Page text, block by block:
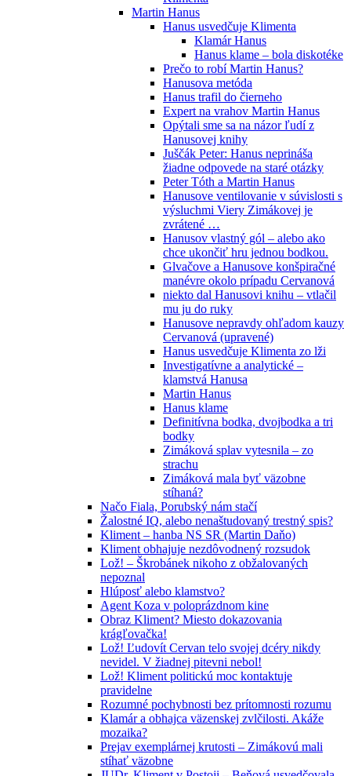
Martin Hanus
Hanus usvedčuje Klimenta
Klamár Hanus
Hanus klame – bola diskotéke
Prečo to robí Martin Hanus?
Hanusova metóda
Hanus trafil do čierneho
Expert na vrahov Martin Hanus
Opýtali sme sa na názor ľudí z
Hanusovej knihy
Juščák Peter: Hanus neprináša
žiadne odpovede na staré otázky
Peter Tóth a Martin Hanus
Hanusove ventilovanie v súvislosti s
výsluchmi Viery Zimákovej je
zvrátené …
Hanusov vlastný gól – alebo ako
chce ukončiť hru jednou bodkou.
Glvačove a Hanusove konšpiračné
manévre okolo prípadu Cervanová
niekto dal Hanusovi knihu – vtlačil
mu ju do ruky
Hanusove nepravdy ohľadom kauzy
Cervanová (upravené)
Hanus usvedčuje Klimenta zo lži
Investigatívne a analytické –
klamstvá Hanusa
Martin Hanus
Hanus klame
Definitívna bodka, dvojbodka a tri
bodky
Zimáková splav vytesnila – zo
strachu
Zimáková mala byť väzobne
stíhaná?
Načo Fiala, Porubský nám stačí
Žalostné IQ, alebo nenaštudovaný trestný spis?
Kliment – hanba NS SR (Martin Daňo)
Kliment obhajuje nezdôvodnený rozsudok
Lož! – Škrobánek nikoho z obžalovaných
nepoznal
Hlúposť alebo klamstvo?
Agent Koza v poloprázdnom kine
Obraz Kliment? Miesto dokazovania
krágľovačka!
Lož! Ľudovít Cervan telo svojej dcéry nikdy
nevidel. V žiadnej pitevni nebol!
Lož! Kliment politickú moc kontaktuje
pravidelne
Rozumné pochybnosti bez prítomnosti rozumu
Klamár a obhajca väzenskej zvlčilosti. Akáže
mozaika?
Prejav exemplárnej krutosti – Zimákovú mali
stíhať väzobne